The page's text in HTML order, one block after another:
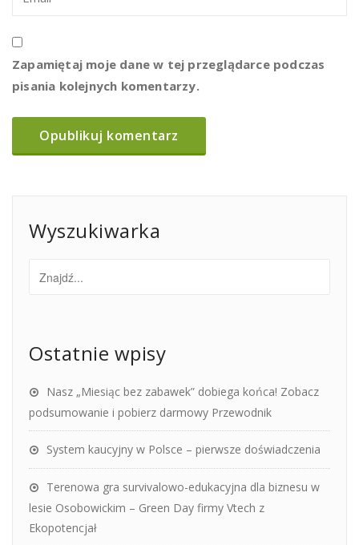
Zapamiętaj moje dane w tej przeglądarce podczas
pisania kolejnych komentarzy.
Wyszukiwarka
Ostatnie wpisy
Nasz „Miesiąc bez zabawek” dobiega końca! Zobacz
podsumowanie i pobierz darmowy Przewodnik
System kaucyjny w Polsce – pierwsze doświadczenia
Terenowa gra survivalowo-edukacyjna dla biznesu w
lesie Osobowickim – Green Day firmy Vtech z
Ekopotencjał